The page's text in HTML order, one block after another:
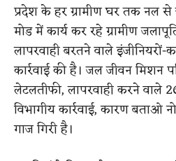
प्रदेश के हर ग्रामीण घर तक नल
मोड में कार्य कर रहे ग्रामीण
लापरवाही बरतने वाले इंजीनियरों-
कार्रवाई की है। जल जीवन मिशन
लेटलतीफी, लापरवाही करने वाले
विभागीय कार्रवाई, कारण बताओ
गाज गिरी है।